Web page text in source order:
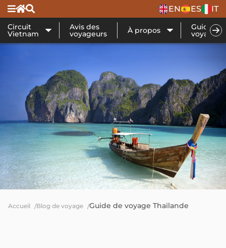
EN ES IT
Circuit
Vietnam
Avis des
voyageurs À propos Guide de
voyage
Accueil Blog de voyage Guide de voyage Thaïlande